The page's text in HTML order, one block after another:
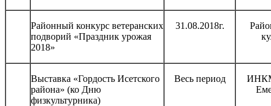
Районный конкурс ветеранских
подворий «Праздник урожая
2018»
31.08.2018г.
Выставка «Гордость Исетского
района» (ко Дню
физкультурника)
Весь период